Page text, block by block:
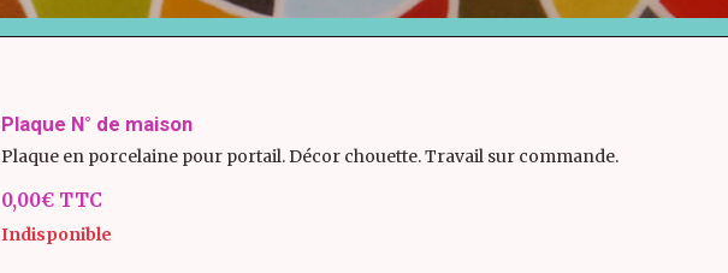
Plaque N° de maison
Plaque en porcelaine pour portail. Décor chouette. Travail sur commande.
0,00€ TTC
Indisponible